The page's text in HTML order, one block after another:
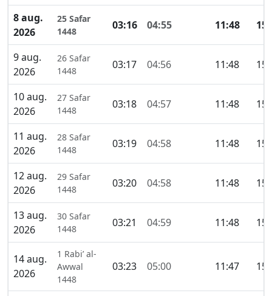
8 aug.
2026
25 Safar
1448
03:16 04:55 11:48
9 aug.
2026
26 Safar
1448
03:17 04:56 11:48
10 aug.
2026
27 Safar
1448
03:18 04:57 11:48
11 aug.
2026
28 Safar
1448
03:19 04:58 11:48
12 aug.
2026
29 Safar
1448
03:20 04:58 11:48
13 aug.
2026
30 Safar
1448
03:21 04:59 11:48
14 aug.
2026
1 Rabi’ al-
Awwal
1448
03:23 05:00 11:47